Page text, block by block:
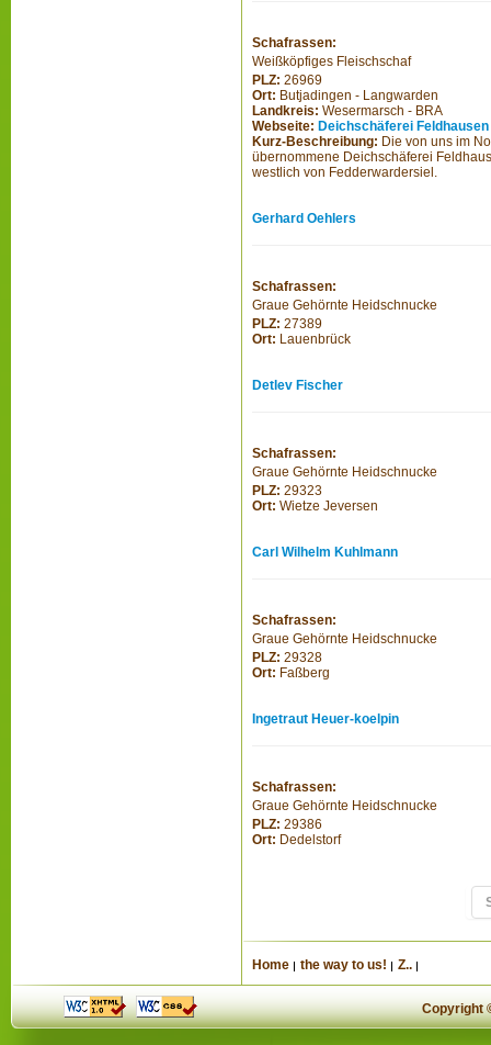
Schafrassen:
Weißköpfiges Fleischschaf
PLZ: 26969
Ort: Butjadingen - Langwarden
Landkreis: Wesermarsch - BRA
Webseite: Deichschäferei Feldhausen
Kurz-Beschreibung: Die von uns im
übernommene Deichschäferei
westlich von Fedderwardersiel.
Gerhard Oehlers
Schafrassen:
Graue Gehörnte Heidschnucke
PLZ: 27389
Ort: Lauenbrück
Detlev Fischer
Schafrassen:
Graue Gehörnte Heidschnucke
PLZ: 29323
Ort: Wietze Jeversen
Carl Wilhelm Kuhlmann
Schafrassen:
Graue Gehörnte Heidschnucke
PLZ: 29328
Ort: Faßberg
Ingetraut Heuer-koelpin
Schafrassen:
Graue Gehörnte Heidschnucke
PLZ: 29386
Ort: Dedelstorf
Home the way to us! Z..
Copyright